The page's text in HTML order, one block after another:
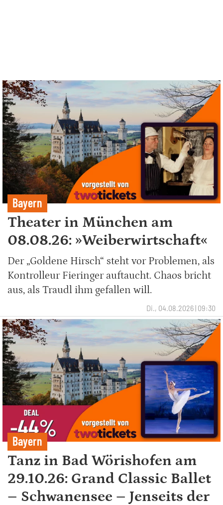
Bayern
Theater in München am
08.08.26: »Weiberwirtschaft«
Der „Goldene Hirsch“ steht vor Problemen, als
Kontrolleur Fieringer auftaucht. Chaos bricht
aus, als Traudl ihm gefallen will.
Di., 04.08.2026 | 09:30
Bayern
Tanz in Bad Wörishofen am
29.10.26: Grand Classic Ballet
– Schwanensee – Jenseits der